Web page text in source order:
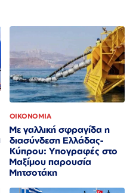
ΟΙΚΟΝΟΜΙΑ
Με γαλλική σφραγίδα η
διασύνδεση Ελλάδας-
Κύπρου: Υπογραφές στο
Μαξίμου παρουσία
Μητσοτάκη